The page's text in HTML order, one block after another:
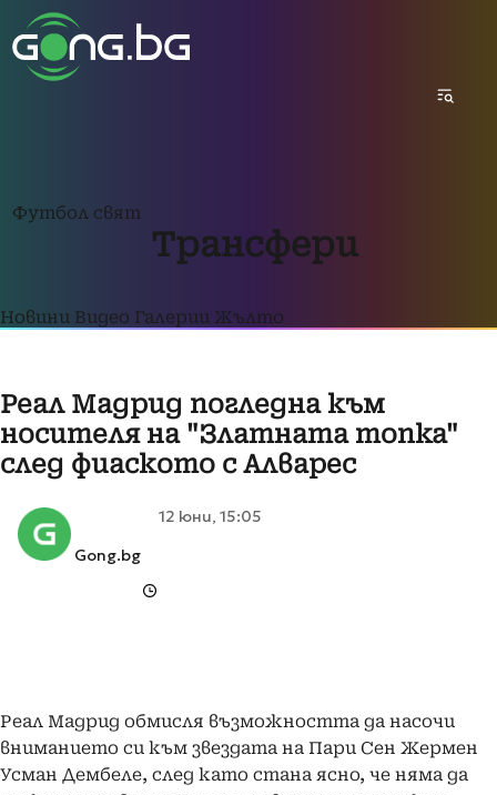
Футбол свят
Трансфери
Новини Видео Галерии Жълто
Реал Мадрид погледна към
носителя на "Златната топка"
след фиаското с Алварес
Gong.bg
12 юни, 15:05
Реал Мадрид обмисля възможността да насочи
вниманието си към звездата на Пари Сен Жермен
Усман Дембеле, след като стана ясно, че няма да